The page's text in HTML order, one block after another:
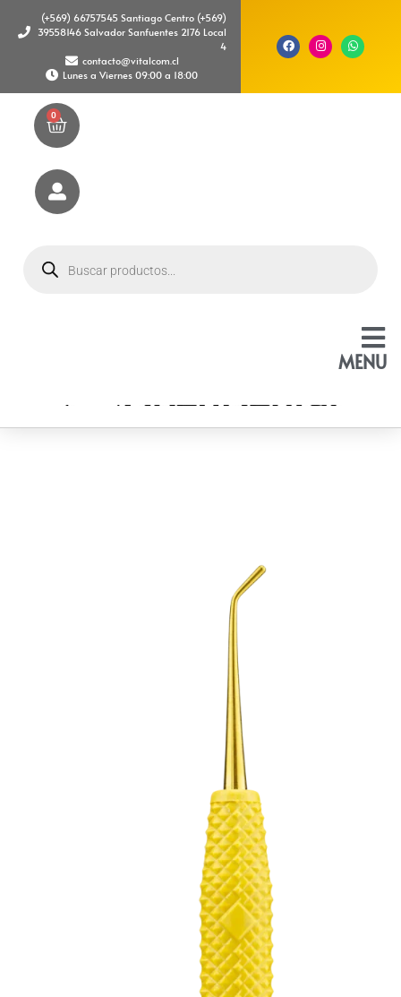
(+569) 66757545 Santiago Centro (+569)
39558146 Salvador Sanfuentes 2176 Local
4
contacto@vitalcom.cl
Lunes a Viernes 09:00 a 18:00
MENU
0